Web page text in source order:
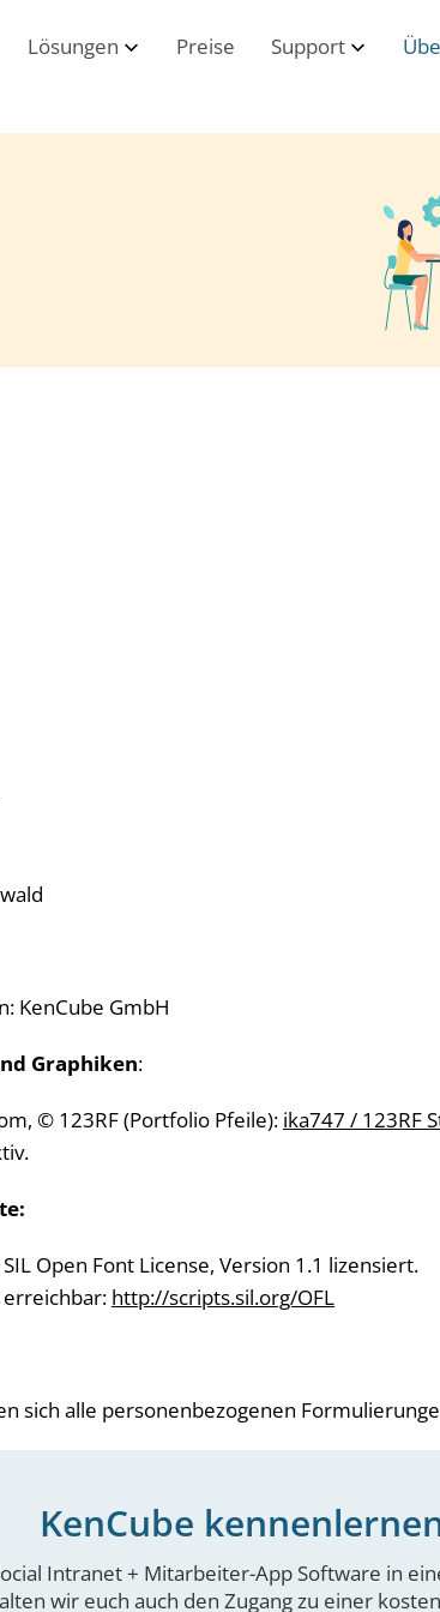
Lösungen Preise Support
KenCube GmbH
Graphiken:
© 123RF (Portfolio Pfeile): ika747 / 123RF
Open Font License, Version 1.1 lizensiert.
http://scripts.sil.org/OFL
sich alle personenbezogenen
KenCube
Intranet + Mitarbeiter-App Software in
wir euch auch den Zugang zu einer